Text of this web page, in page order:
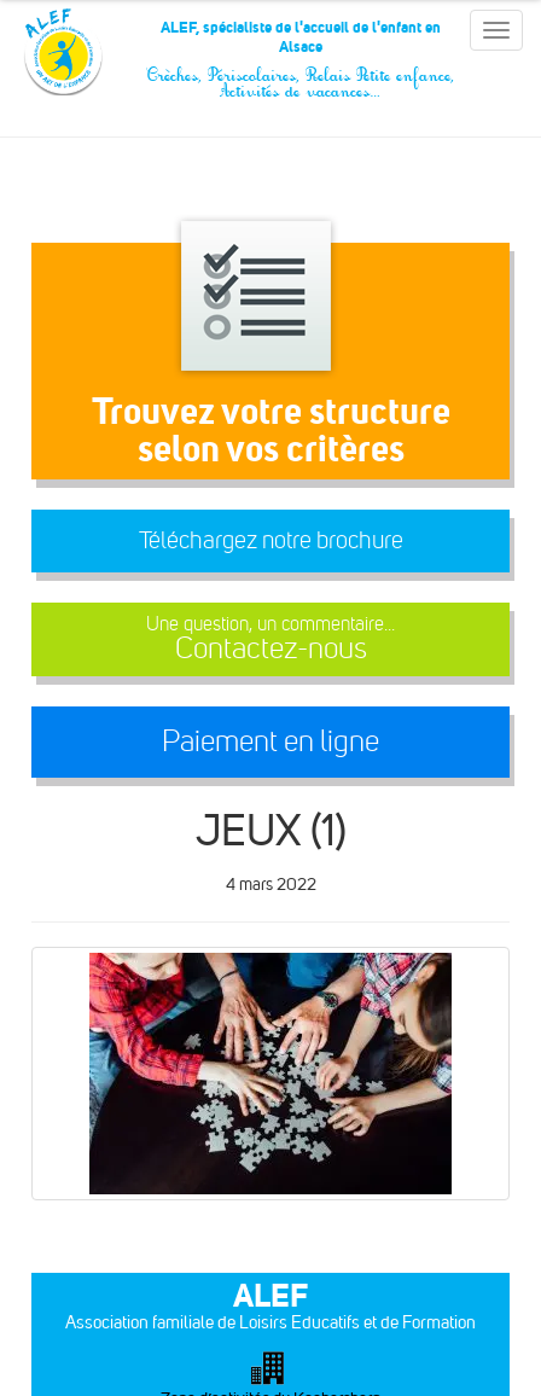
Panneau de gestion des cookies
Toggle
ALEF, spécialiste de l'accueil de l'enfant en
Alsace
Crèches, Périscolaires, Relais Petite enfance,
Activités de vacances…
Trouvez votre structure
selon vos critères
Téléchargez notre brochure
Une question, un commentaire...
Contactez-nous
Paiement en ligne
JEUX (1)
4 mars 2022
ALEF
Association familiale de Loisirs Educatifs et de Formation